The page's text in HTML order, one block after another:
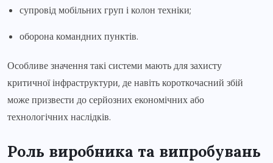
супровід мобільних груп і колон техніки;
оборона командних пунктів.
Особливе значення такі системи мають для захисту
критичної інфраструктури, де навіть короткочасний збій
може призвести до серйозних економічних або
технологічних наслідків.
Роль виробника та випробувань